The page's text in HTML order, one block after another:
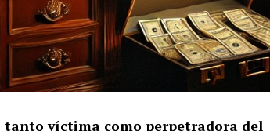
tanto víctima como perpetradora del